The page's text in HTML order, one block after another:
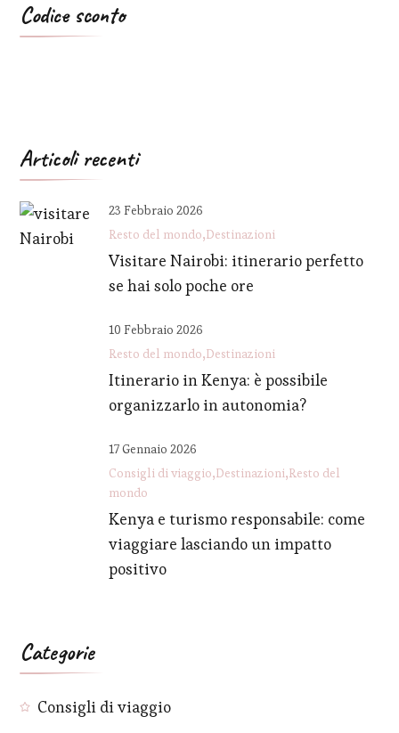
Codice sconto
Articoli recenti
Resto del mondo Destinazioni
Visitare Nairobi: itinerario perfetto
se hai solo poche ore
23 Febbraio 2026
Resto del mondo Destinazioni
Itinerario in Kenya: è possibile
organizzarlo in autonomia?
10 Febbraio 2026
Consigli di viaggio Destinazioni Resto del
mondo
Kenya e turismo responsabile: come
viaggiare lasciando un impatto
positivo
17 Gennaio 2026
Categorie
Consigli di viaggio